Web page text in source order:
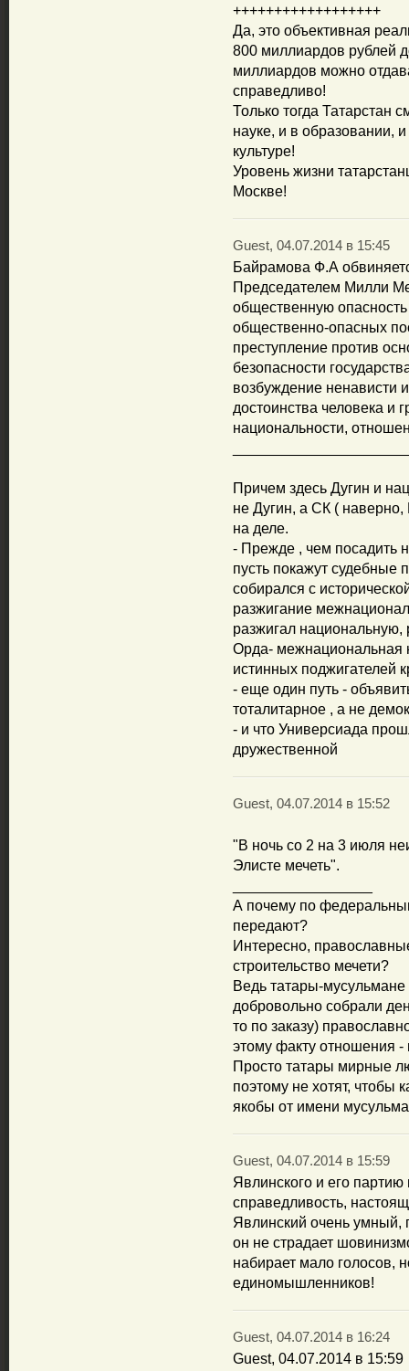
++++++++++++++++++
Да, это объективная
800 миллиардов рублей
миллиардов можно
справедливо!
Только тогда Татарстан
науке, и в образовании,
культуре!
Уровень жизни
Москве!
Guest, 04.07.2014 в 15:45
Байрамова Ф.А
Председателем Милли
общественную
общественно-опасных
преступление против
безопасности
возбуждение ненависти
достоинства человека и
национальности,
Причем здесь Дугин и
не Дугин, а СК (
на деле.
- Прежде , чем посадить
пусть покажут судебные
собирался с
разжигание
разжигал национальную,
Орда- межнациональная
истинных поджигателей
- еще один путь -
тоталитарное , а не
- и что Универсиада
дружественной
Guest, 04.07.2014 в 15:52
"В ночь со 2 на 3 июля
Элисте мечеть".
А почему по
передают?
Интересно,
строительство мечети?
Ведь татары-мусульмане
добровольно собрали
то по заказу)
этому факту отношения -
Просто татары мирные
поэтому не хотят, чтобы
якобы от имени
Guest, 04.07.2014 в 15:59
Явлинского и его
справедливость,
Явлинский очень умный,
он не страдает
набирает мало голосов,
единомышленников!
Guest, 04.07.2014 в 16:24
Guest, 04.07.2014 в 15:59